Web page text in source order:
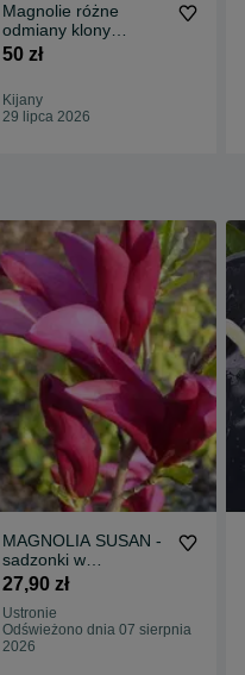
Magnolie różne
odmiany klony
palmowe
50 zł
Kijany
29 lipca 2026
MAGNOLIA SUSAN -
sadzonki w
doniczkach
27,90 zł
Ustronie
Odświeżono dnia 07 sierpnia
2026